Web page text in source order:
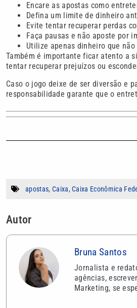
Encare as apostas como
Defina um limite de dinheiro
Evite tentar recuperar perdas
Faça pausas e não aposte por
Utilize apenas dinheiro que
Também é importante ficar atento a
tentar recuperar prejuízos ou
Caso o jogo deixe de ser diversão e
responsabilidade garante que o
apostas, Caixa,Caixa Econômica
Autor
Bruna Santos
Jornalista e
agências,
Marketing, se